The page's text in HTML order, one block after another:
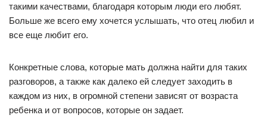
такими качествами, благодаря которым люди его любят.
Больше же всего ему хочется услышать, что отец любил и
все еще любит его.
Конкретные слова, которые мать должна найти для таких
разговоров, а также как далеко ей следует заходить в
каждом из них, в огромной степени зависят от возраста
ребенка и от вопросов, которые он задает.